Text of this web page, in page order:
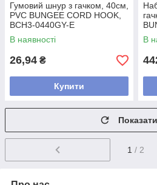
Гумовий шнур з гачком, 40см,
PVC BUNGEE CORD HOOK,
BCH3-0440GY-E
В наявності
26,94 ₴
Купити
В
1 / 2